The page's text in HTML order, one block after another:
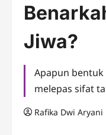
Jiwa?
Apapun
melepas sifat
Rafika Dwi Aryani